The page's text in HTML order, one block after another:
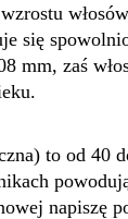
się
mm, zaś
to od 40
napiszę